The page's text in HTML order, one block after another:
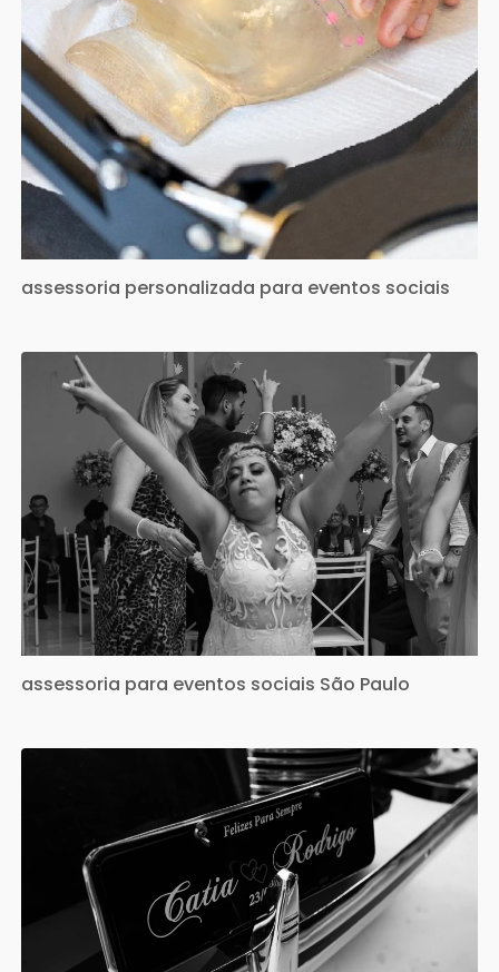
assessoria personalizada para eventos sociais
assessoria para eventos sociais São Paulo